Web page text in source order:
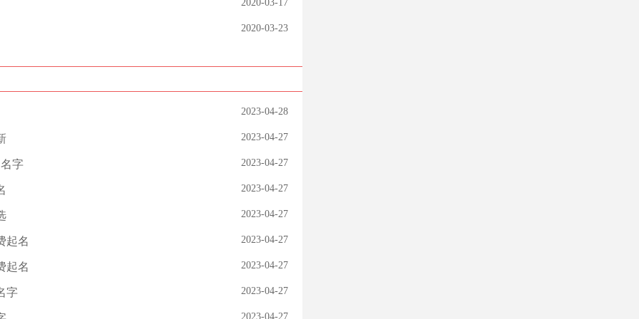
2020-03-17
2020-03-23
2023-04-28
2023-04-27
2023-04-27
字
2023-04-27
2023-04-27
2023-04-27
起名
2023-04-27
起名
2023-04-27
字
2023-04-27